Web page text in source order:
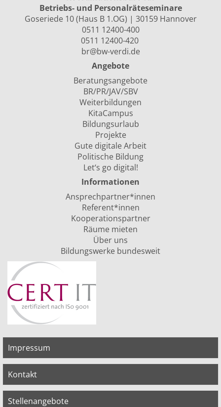
Betriebs- und Personalräte­seminare
Goseriede 10 (Haus B 1.OG) | 30159 Hannover
0511 12400-400
0511 12400-420
br@bw-verdi.de
Angebote
Beratungsangebote
BR/PR/JAV/SBV
Weiterbildungen
KitaCampus
Bildungsurlaub
Projekte
Gute digitale Arbeit
Politische Bildung
Let‘s go digital!
Informationen
Ansprechpartner*innen
Referent*innen
Kooperationspartner
Räume mieten
Über uns
Bildungswerke bundesweit
Impressum
Kontakt
Stellenangebote